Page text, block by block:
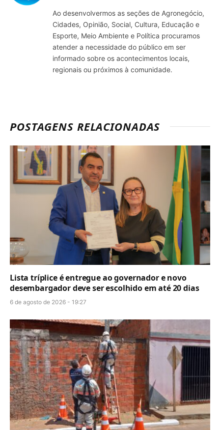
Ao desenvolvermos as seções de Agronegócio,
Cidades, Opinião, Social, Cultura, Educação e
Esporte, Meio Ambiente e Política procuramos
atender a necessidade do público em ser
informado sobre os acontecimentos locais,
regionais ou próximos à comunidade.
POSTAGENS RELACIONADAS
Lista tríplice é entregue ao governador e novo
desembargador deve ser escolhido em até 20 dias
6 de agosto de 2026 - 19:27